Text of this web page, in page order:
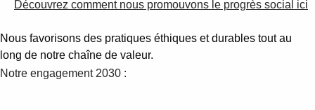
Découvrez comment nous promouvons le progrès social ici
Nous favorisons des pratiques éthiques et durables tout au
long de notre chaîne de valeur.
Notre engagement 2030 :